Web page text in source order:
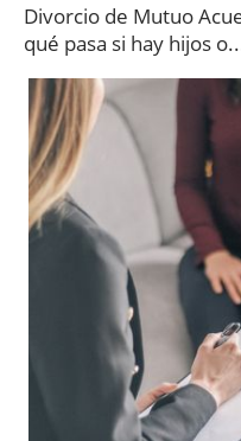
Divorcio de Mutuo
qué pasa si hay hijos